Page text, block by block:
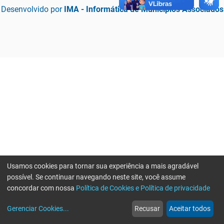
Desenvolvido por IMA - Informática de Municípios Associados
web
Notícias
more_horiz
Mais
Usamos cookies para tornar sua experiência a mais agradável
possível. Se continuar navegando neste site, você assume
concordar com nossa Política de Cookies e Política de privacidade
Gerenciar Cookies... Recusar Aceitar todos
Erro ao enviar informações, por favor tente novamente